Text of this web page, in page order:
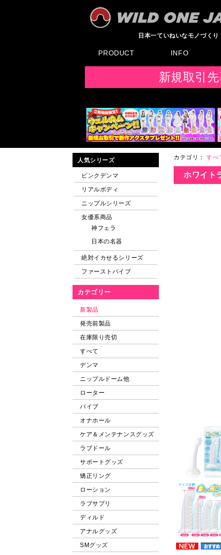
日本一ていねいなモノづくり
PRODUCT INFO
製品情報
お知らせ
イベント・展示会
メディア掲載
新規取引
人気シリーズ
ピンクデンマ
リアルボディ
ニップルシリーズ
女優系商品
神フェラ
日本の名器
絶対イカせるシリーズ
ファーストバイブ
カテゴリー
新製品
発売前製品
在庫限り売切
すべて
デンマ
ニップルドーム他
ローター
バイブ
オナホール
ケア＆メンテナンスグッズ
ラブドール
サポートグッズ
矯正リング
ローション
ラブサプリ
ディルド
アナルグッズ
SMグッズ
カテゴリ：すべ
ホワイト